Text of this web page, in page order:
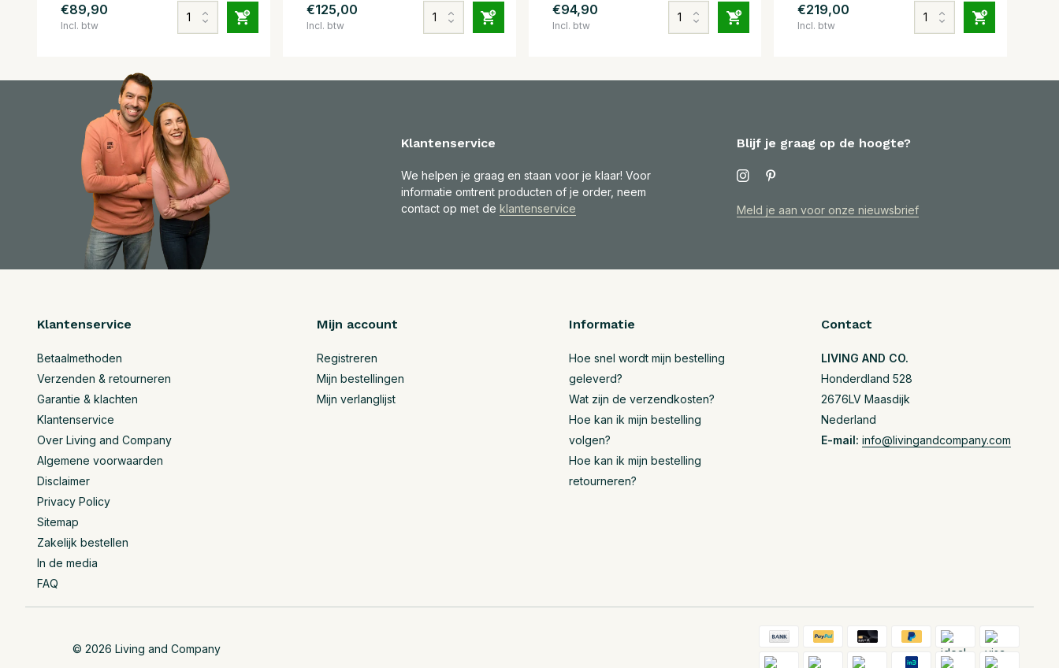
€89,90
Incl. btw
€125,00
Incl. btw
€94,90
Incl. btw
€219,00
Incl. btw
Klantenservice
We helpen je graag en staan voor je klaar! Voor
informatie omtrent producten of je order, neem
contact op met de klantenservice
Blijf je graag op de hoogte?
Meld je aan voor onze nieuwsbrief
Klantenservice
Betaalmethoden
Verzenden & retourneren
Garantie & klachten
Klantenservice
Over Living and Company
Algemene voorwaarden
Disclaimer
Privacy Policy
Sitemap
Zakelijk bestellen
In de media
FAQ
Mijn account
Registreren
Mijn bestellingen
Mijn verlanglijst
Informatie
Hoe snel wordt mijn bestelling
geleverd?
Wat zijn de verzendkosten?
Hoe kan ik mijn bestelling
volgen?
Hoe kan ik mijn bestelling
retourneren?
Contact
LIVING AND CO.
Honderdland 528
2676LV Maasdijk
Nederland
E-mail: info@livingandcompany.com
© 2026 Living and Company